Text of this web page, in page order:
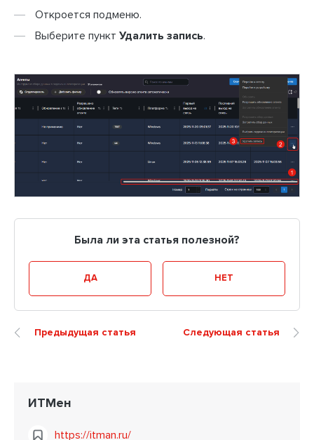
Откроется подменю.
Выберите пункт Удалить запись.
Была ли эта статья полезной?
ДА НЕТ
Предыдущая статья Следующая статья
ИТМен
https://itman.ru/